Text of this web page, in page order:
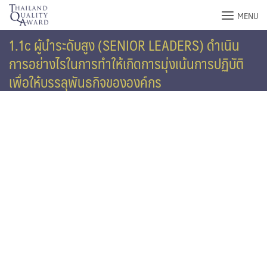
Skip
content
MENU
1.1c ผู้นำระดับสูง (SENIOR LEADERS) ดำเนิน
การอย่างไรในการทำให้เกิดการมุ่งเน้นการปฏิบัติ
เพื่อให้บรรลุพันธกิจขององค์กร